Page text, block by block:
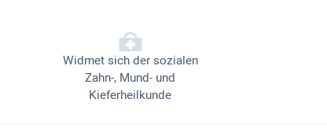
Widmet sich der sozialen
Zahn-, Mund- und
Kieferheilkunde